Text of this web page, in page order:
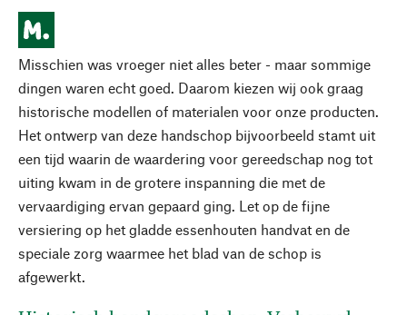
Misschien was vroeger niet alles beter - maar sommige
dingen waren echt goed. Daarom kiezen wij ook graag
historische modellen of materialen voor onze producten.
Het ontwerp van deze handschop bijvoorbeeld stamt uit
een tijd waarin de waardering voor gereedschap nog tot
uiting kwam in de grotere inspanning die met de
vervaardiging ervan gepaard ging. Let op de fijne
versiering op het gladde essenhouten handvat en de
speciale zorg waarmee het blad van de schop is
afgewerkt.